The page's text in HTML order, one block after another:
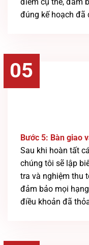
đúng kế hoạch đã
Bước 5: Bàn giao
Sau khi hoàn tất
chúng tôi sẽ lập
tra và nghiệm thu
đảm bảo mọi
điều khoản đã
05